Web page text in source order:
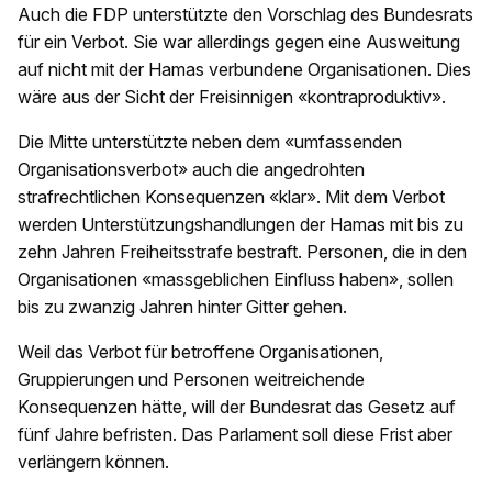
Auch die FDP unterstützte den Vorschlag des Bundesrats
für ein Verbot. Sie war allerdings gegen eine Ausweitung
auf nicht mit der Hamas verbundene Organisationen. Dies
wäre aus der Sicht der Freisinnigen «kontraproduktiv».
Die Mitte unterstützte neben dem «umfassenden
Organisationsverbot» auch die angedrohten
strafrechtlichen Konsequenzen «klar». Mit dem Verbot
werden Unterstützungshandlungen der Hamas mit bis zu
zehn Jahren Freiheitsstrafe bestraft. Personen, die in den
Organisationen «massgeblichen Einfluss haben», sollen
bis zu zwanzig Jahren hinter Gitter gehen.
Weil das Verbot für betroffene Organisationen,
Gruppierungen und Personen weitreichende
Konsequenzen hätte, will der Bundesrat das Gesetz auf
fünf Jahre befristen. Das Parlament soll diese Frist aber
verlängern können.